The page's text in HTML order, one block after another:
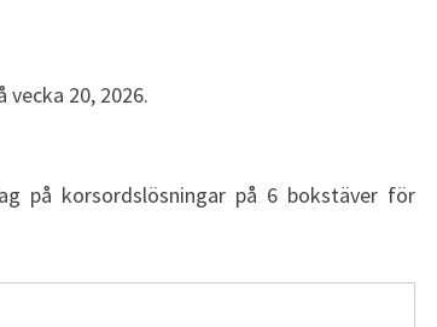
20, 2026.
på korsordslösningar på 6 bokstäver för